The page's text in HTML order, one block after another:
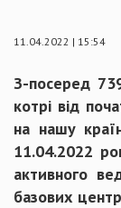
11.04.2022 | 15:54
З-посеред
котрі від
на нашу
11.04.2022
активного
базових